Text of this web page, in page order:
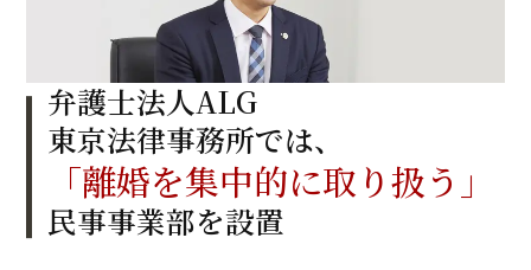
弁護士法人ALG
東京法律事務所では、
「離婚を集中的に取り扱う」
民事事業部を設置